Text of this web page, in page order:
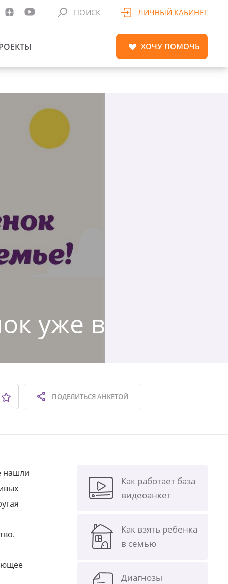
ПОИСК ЛИЧНЫЙ КАБИНЕТ
ХОЧУ ПОМОЧЬ
уже в
ПОДЕЛИТЬСЯАНКЕТОЙ
нашли
Как работает база
видеоанкет
Как взять ребенка
в семью
Диагнозы